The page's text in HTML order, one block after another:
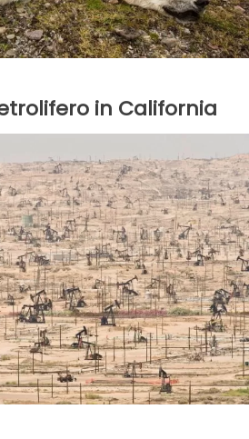
in California